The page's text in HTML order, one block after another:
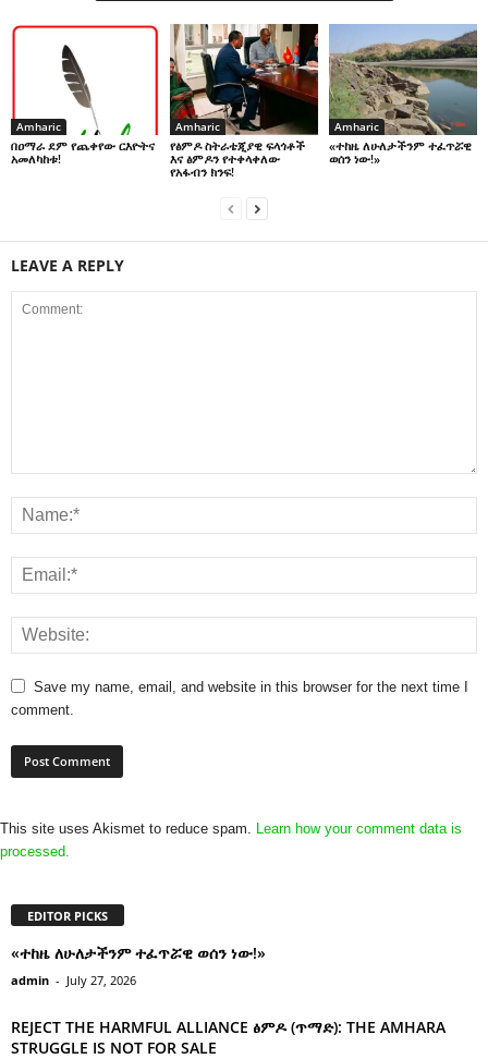
Amharic
በዐማራ ደም የጨቀየው ርእዮትና
አመለካከቱ!
Amharic
የፅምዶ ስትራቴጂያዊ ፍላጎቶች
እና ፅምዶን የተቀላቀለው
የአፋብን ክንፍ!
Amharic
«ተከዜ ለሁለታችንም ተፈጥሯዊ
ወሰን ነው!»
LEAVE A REPLY
Save my name, email, and website in this browser for the next time I
comment.
This site uses Akismet to reduce spam. Learn how your comment data is
processed.
EDITOR PICKS
«ተከዜ ለሁለታችንም ተፈጥሯዊ ወሰን ነው!»
admin - July 27, 2026
REJECT THE HARMFUL ALLIANCE ፅምዶ (ጥማድ): THE AMHARA
STRUGGLE IS NOT FOR SALE